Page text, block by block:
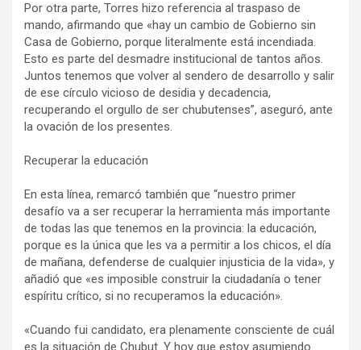
Por otra parte, Torres hizo referencia al traspaso de
mando, afirmando que «hay un cambio de Gobierno sin
Casa de Gobierno, porque literalmente está incendiada.
Esto es parte del desmadre institucional de tantos años.
Juntos tenemos que volver al sendero de desarrollo y salir
de ese círculo vicioso de desidia y decadencia,
recuperando el orgullo de ser chubutenses”, aseguró, ante
la ovación de los presentes.
Recuperar la educación
En esta línea, remarcó también que “nuestro primer
desafío va a ser recuperar la herramienta más importante
de todas las que tenemos en la provincia: la educación,
porque es la única que les va a permitir a los chicos, el día
de mañana, defenderse de cualquier injusticia de la vida», y
añadió que «es imposible construir la ciudadanía o tener
espíritu crítico, si no recuperamos la educación».
«Cuando fui candidato, era plenamente consciente de cuál
es la situación de Chubut. Y hoy que estoy asumiendo